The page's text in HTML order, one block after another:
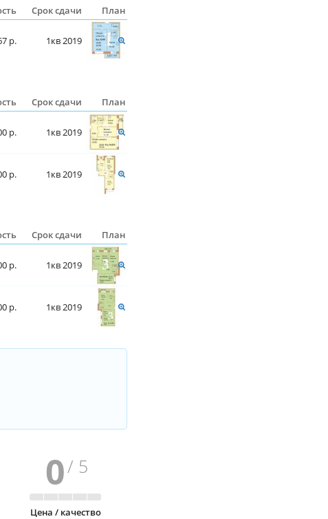
Срок сдачи План
р. 1кв 2019
Срок сдачи План
р. 1кв 2019
р. 1кв 2019
Срок сдачи План
р. 1кв 2019
р. 1кв 2019
0/ 5
Цена / качество